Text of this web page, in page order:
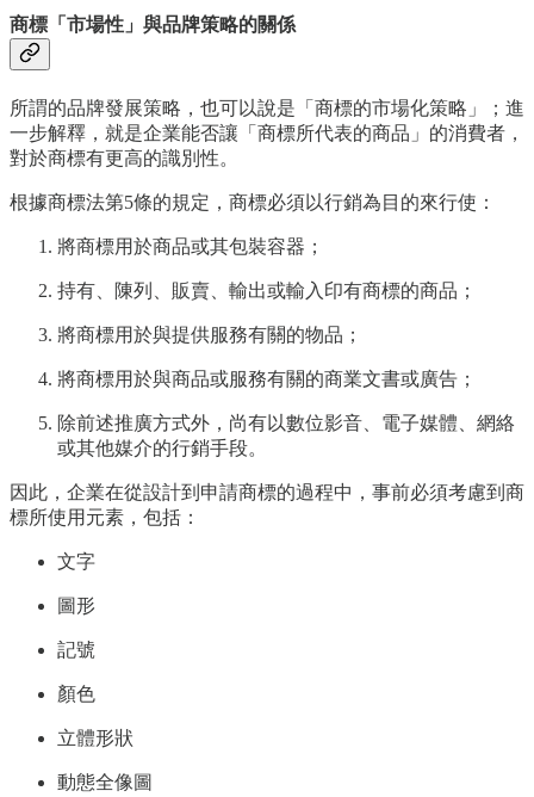
商標「市場性」與品牌策略的關係
所謂的品牌發展策略，也可以說是「商標的市場化策略」；進
一步解釋，就是企業能否讓「商標所代表的商品」的消費者，
對於商標有更高的識別性。
根據商標法第5條的規定，商標必須以行銷為目的來行使：
將商標用於商品或其包裝容器；
持有、陳列、販賣、輸出或輸入印有商標的商品；
將商標用於與提供服務有關的物品；
將商標用於與商品或服務有關的商業文書或廣告；
除前述推廣方式外，尚有以數位影音、電子媒體、網絡
或其他媒介的行銷手段。
因此，企業在從設計到申請商標的過程中，事前必須考慮到商
標所使用元素，包括：
文字
圖形
記號
顏色
立體形狀
動態全像圖